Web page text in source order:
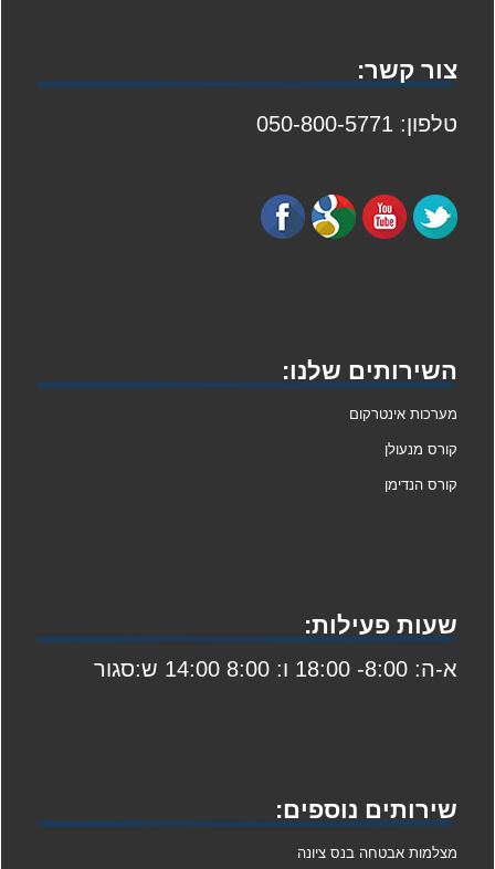
צור קשר:
טלפון: 050-800-5771
השירותים שלנו:
מערכות אינטרקום
קורס מנעולן
קורס הנדימן
שעות פעילות:
א-ה: 8:00- 18:00 ו: 8:00 14:00 ש:סגור
שירותים נוספים:
מצלמות אבטחה בנס ציונה